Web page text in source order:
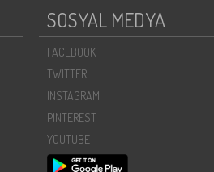
SOSYAL MEDYA
FACEBOOK
TWITTER
INSTAGRAM
PINTEREST
YOUTUBE